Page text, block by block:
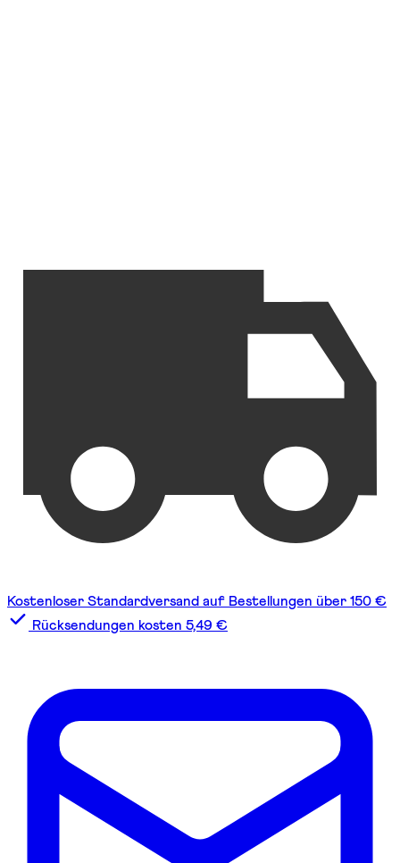
Kostenloser Standardversand auf Bestellungen über 150 €
Rücksendungen kosten 5,49 €